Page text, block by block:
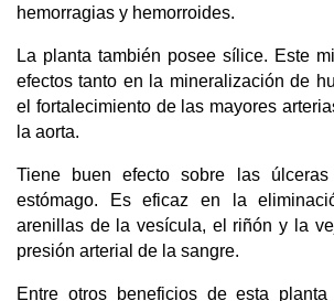
hemorragias y hemorroides.
La planta también posee sílice. Este
efectos tanto en la mineralización de
el fortalecimiento de las mayores
la aorta.
Tiene buen efecto sobre las
estómago. Es eficaz en la
arenillas de la vesícula, el riñón y la
presión arterial de la sangre.
Entre otros beneficios de esta planta